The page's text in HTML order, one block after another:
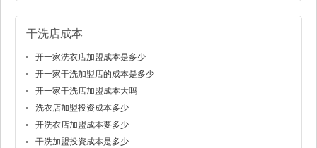
干洗店成本
开一家洗衣店加盟成本是多少
开一家干洗加盟店的成本是多少
开一家干洗店加盟成本大吗
洗衣店加盟投资成本多少
开洗衣店加盟成本要多少
干洗加盟投资成本是多少